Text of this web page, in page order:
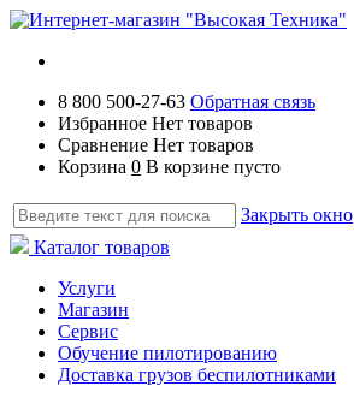
8 800 500-27-63 Обратная связь
Избранное Нет товаров
Сравнение Нет товаров
Корзина 0 В корзине пусто
Закрыть окно
Каталог товаров
Услуги
Магазин
Сервис
Обучение пилотированию
Доставка грузов беспилотниками